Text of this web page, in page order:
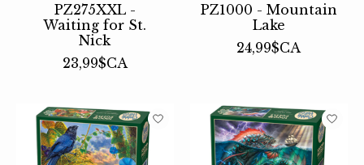
PZ275XXL -
Waiting for St.
Nick
23,99$CA
PZ1000 - Mountain
Lake
24,99$CA